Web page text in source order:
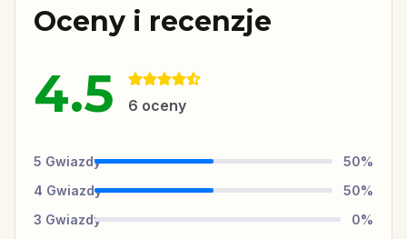
Oceny i recenzje
4.5 6 oceny
5 Gwiazdy 50%
4 Gwiazdy 50%
3 Gwiazdy 0%